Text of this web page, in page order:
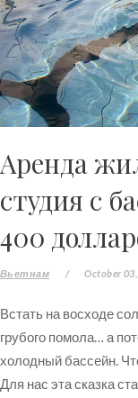
Аренда
студия с
400
Вьетнам / October
Встать на восходе
грубого помола… а
холодный бассейн.
Для нас эта сказка